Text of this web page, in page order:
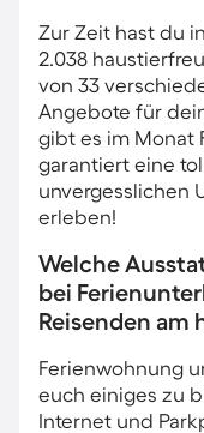
Zur Zeit hast du
2.038
von 33
Angebote für
gibt es im Monat
garantiert eine
unvergesslichen
erleben!
Welche
bei
Reisenden am
Ferienwohnung
euch einiges zu
Internet und